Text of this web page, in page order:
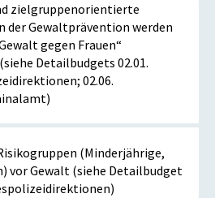
zielgruppenorientierte
der Gewaltprävention werden
gegen Frauen“
Detailbudgets 02.01.
02.06.
(Minderjährige,
vor Gewalt (siehe Detailbudget